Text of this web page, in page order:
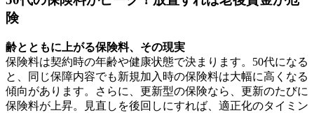
険
齢とともに上がる保険料、その現実
保険料は契約時の年齢や健康状態で決まります。50代になる
と、同じ保障内容でも新規加入時の保険料は大幅に高くなる
傾向があります。さらに、更新型の保険なら、更新のたびに
保険料が上昇。見直しを後回しにすれば、適正化のタイミン